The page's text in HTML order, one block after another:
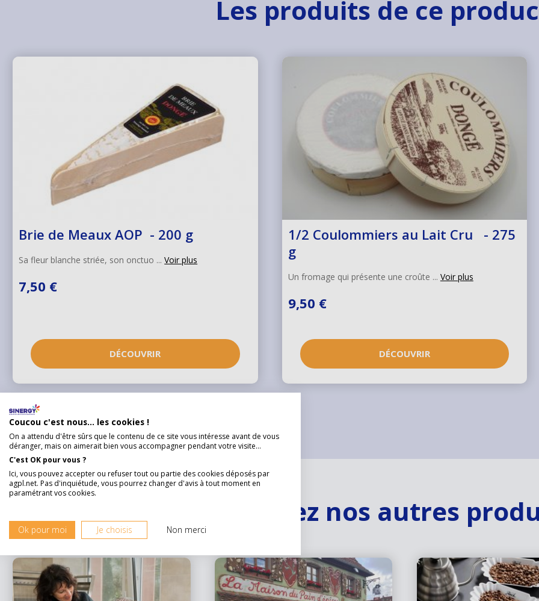
Les produits de ce
Brie de Meaux AOP - 200 g
Sa fleur blanche striée, son onctuo ...Voir plus
7,50 €
DÉCOUVRIR
1/2 Coulommiers au Lait Cru - 275
g
Un fromage qui présente une croûte ... Voir plus
9,50 €
DÉCOUVRIR
Découvrez nos autres
Coucou c'est nous... les cookies !
On a attendu d'être sûrs que le contenu de ce site vous intéresse avant de vous
déranger, mais on aimerait bien vous accompagner pendant votre visite...
C'est OK pour vous ?
Ici, vous pouvez accepter ou refuser tout ou partie des cookies déposés par
agpl.net. Pas d'inquiétude, vous pourrez changer d'avis à tout moment en
paramétrant vos cookies.
Ok pour moi Je choisis Non merci